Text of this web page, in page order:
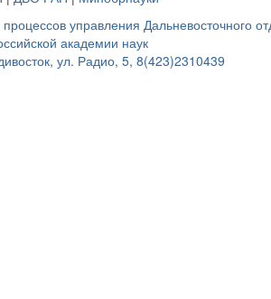
управления Дальневосточного
академии наук
ул. Радио, 5, 8(423)2310439